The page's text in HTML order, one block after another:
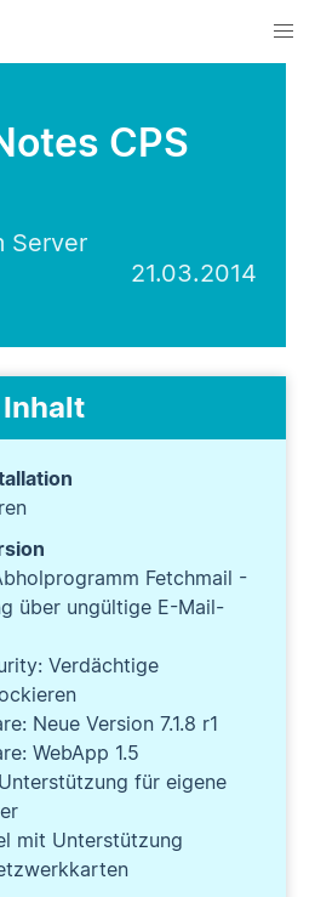
CPS
Server
21.03.2014
Inhalt
Fetchmail -
über ungültige E-Mail-
Verdächtige
Neue Version 7.1.8 r1
WebApp 1.5
für eigene
mit Unterstützung